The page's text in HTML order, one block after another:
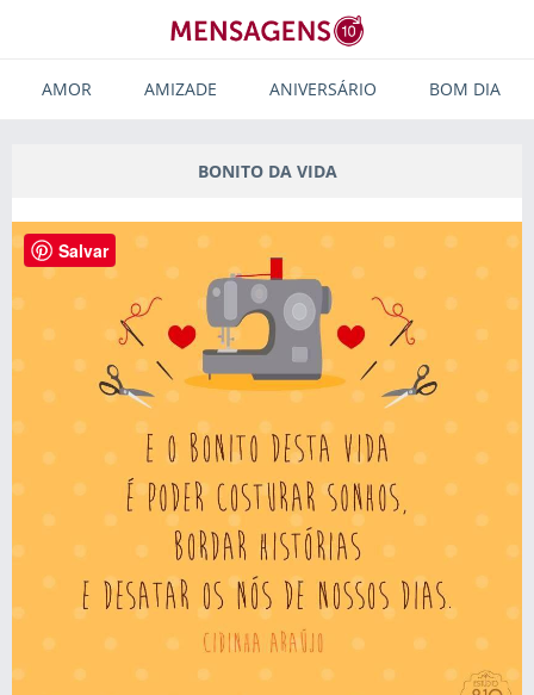
AMOR AMIZADE ANIVERSÁRIO BOM DIA
BONITO DA VIDA
Salvar